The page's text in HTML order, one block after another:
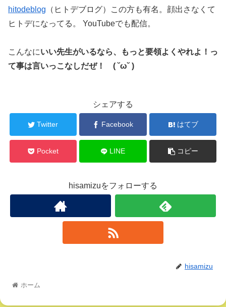
hitodeblog （ヒトデブログ）この方も有名。顔出さなくて
ヒトデになってる。 YouTubeでも配信。
こんなにいい先生がいるなら、もっと要領よくやれよ！っ
て事は言いっこなしだぜ！ ( ˘ω˘ )
シェアする
Twitter Facebook はてブ
Pocket LINE コピー
hisamizuをフォローする
hisamizu
ホーム